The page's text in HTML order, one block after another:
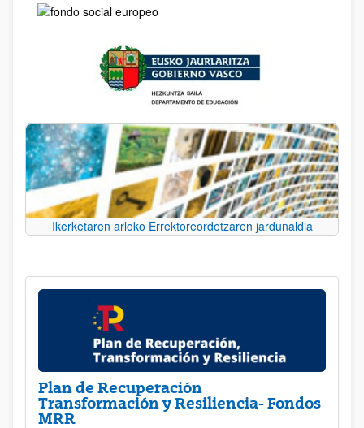
Ikerketaren arloko Errektoreordetzaren jardunaldia
Plan de Recuperación
Transformación y Resiliencia- Fondos
MRR